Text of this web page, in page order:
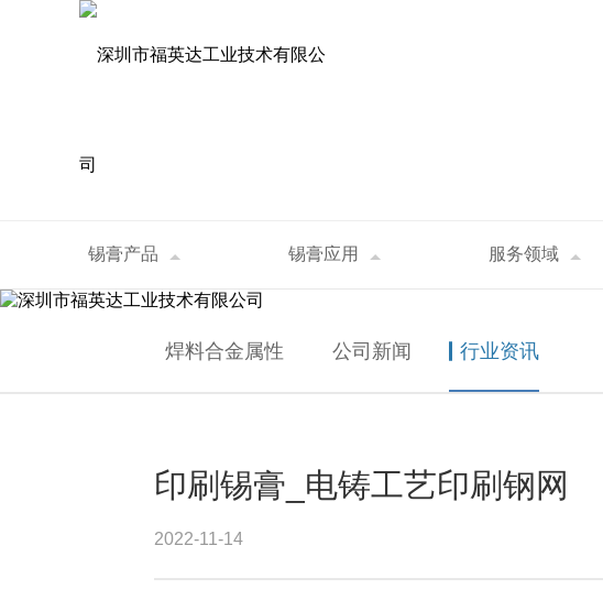
锡膏产品 锡膏应用 服务领域
资讯中心
首页 >行业资讯 印刷锡膏_电铸工艺印刷钢网
焊料合金属性 公司新闻 行业资讯
印刷锡膏_电铸工艺印刷钢网
2022-11-14